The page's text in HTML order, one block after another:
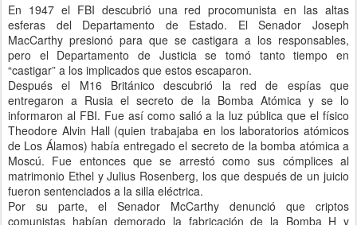
En 1947 el FBI descubrió una red procomunista en las altas
esferas del Departamento de Estado. El Senador Joseph
MacCarthy presionó para que se castigara a los responsables,
pero el Departamento de Justicia se tomó tanto tiempo en
“castigar” a los implicados que estos escaparon.
Después el M16 Británico descubrió la red de espías que
entregaron a Rusia el secreto de la Bomba Atómica y se lo
informaron al FBI. Fue así como salió a la luz pública que el físico
Theodore Alvin Hall (quien trabajaba en los laboratorios atómicos
de Los Álamos) había entregado el secreto de la bomba atómica a
Moscú. Fue entonces que se arrestó como sus cómplices al
matrimonio Ethel y Julius Rosenberg, los que después de un juicio
fueron sentenciados a la silla eléctrica.
Por su parte, el Senador McCarthy denunció que criptos
comunistas habían demorado la fabricación de la Bomba H y